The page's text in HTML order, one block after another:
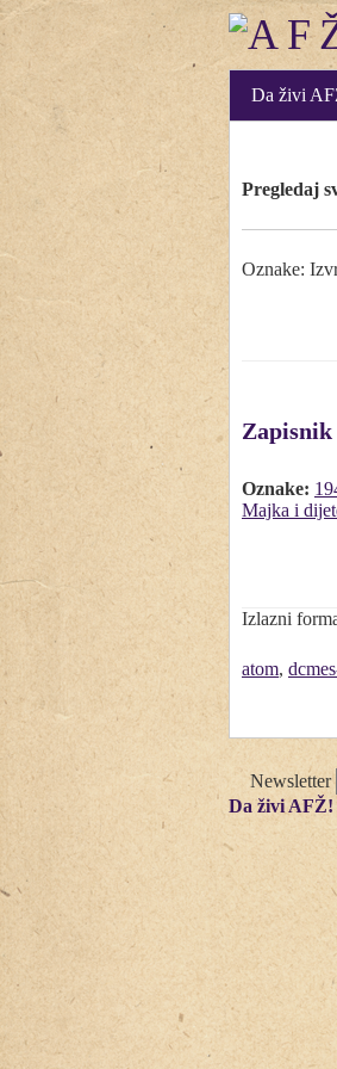
Da živi
Pregledaj
Oznake:
Zapisnik
Oznake:
Majka i
Izlazni
atom,
Newsletter
Da živi AFŽ!